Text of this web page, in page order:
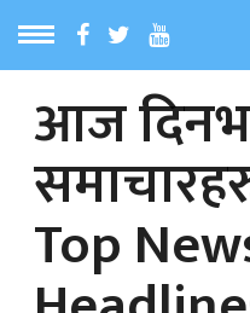
MENU
समाचार
आज
Top